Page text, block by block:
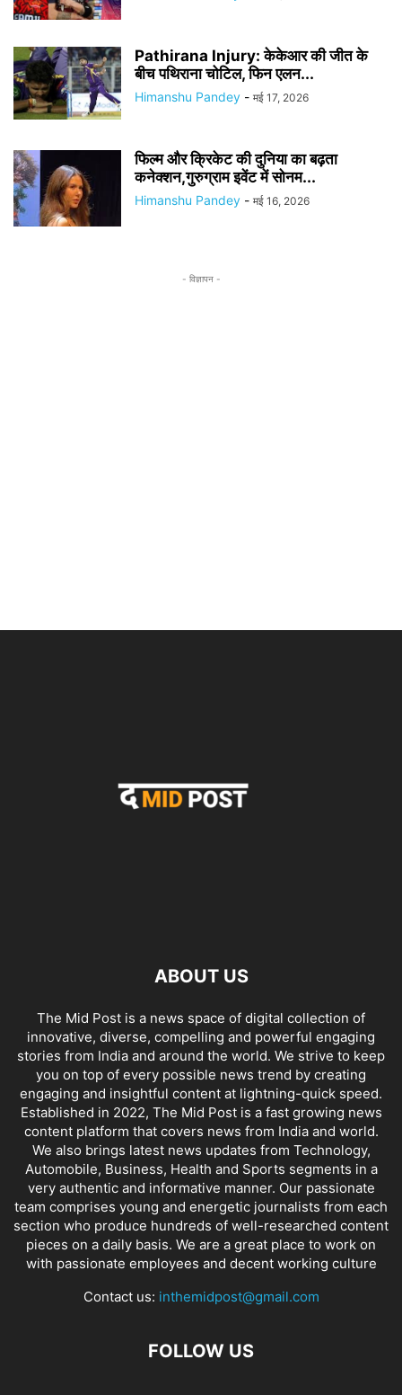
Pathirana Injury: केकेआर की जीत के
बीच पथिराना चोटिल, फिन एलन...
Himanshu Pandey - मई 17, 2026
फिल्म और क्रिकेट की दुनिया का बढ़ता
कनेक्शन,गुरुग्राम इवेंट में सोनम...
Himanshu Pandey - मई 16, 2026
- विज्ञापन -
ABOUT US
The Mid Post is a news space of digital collection of
innovative, diverse, compelling and powerful engaging
stories from India and around the world. We strive to keep
you on top of every possible news trend by creating
engaging and insightful content at lightning-quick speed.
Established in 2022, The Mid Post is a fast growing news
content platform that covers news from India and world.
We also brings latest news updates from Technology,
Automobile, Business, Health and Sports segments in a
very authentic and informative manner. Our passionate
team comprises young and energetic journalists from each
section who produce hundreds of well-researched content
pieces on a daily basis. We are a great place to work on
with passionate employees and decent working culture
Contact us: inthemidpost@gmail.com
FOLLOW US